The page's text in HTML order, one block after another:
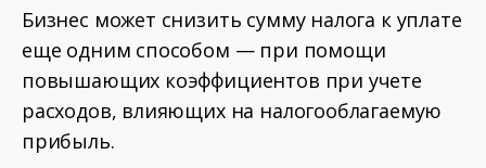
Бизнес может снизить сумму налога к уплате
еще одним способом — при помощи
повышающих коэффициентов при учете
расходов, влияющих на налогооблагаемую
прибыль.